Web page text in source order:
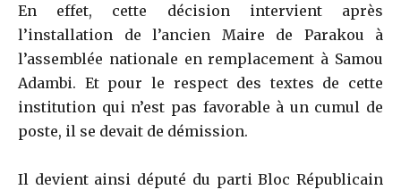
En effet, cette décision intervient après
l’installation de l’ancien Maire de Parakou à
l’assemblée nationale en remplacement à Samou
Adambi. Et pour le respect des textes de cette
institution qui n’est pas favorable à un cumul de
poste, il se devait de démission.
Il devient ainsi député du parti Bloc Républicain